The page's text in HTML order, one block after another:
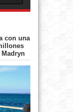
con una